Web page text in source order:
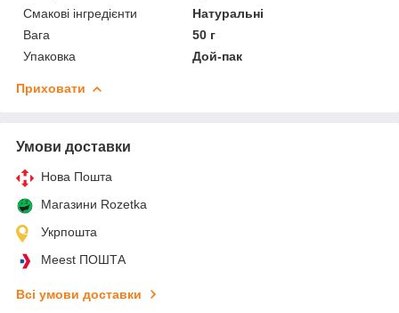
Смакові інгредієнти
Натуральні
Вага
50 г
Упаковка
Дой-пак
Приховати
Умови доставки
Нова Пошта
Магазини Rozetka
Укрпошта
Meest ПОШТА
Всі умови доставки